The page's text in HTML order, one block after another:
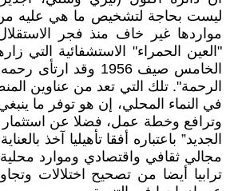
ليست بحاجة لتشخيص ما هي عليه
مواردها غير خاف منذ فجر
"العين الحمراء" الاستشفائية التي
الخامس صيف 1956 وقد
الرحمة". تلك التي تعد من عناوين
في النماء المحلي، إن هو توفر ما
وترافع وخطة عمل، فضلا عن استثمار
الجديد” باعتباره أفقا تأهيليا آخذ
مجالي ثقافي واقتصادي وموارد
ترابيا أيضا من تصحيح اختلالات